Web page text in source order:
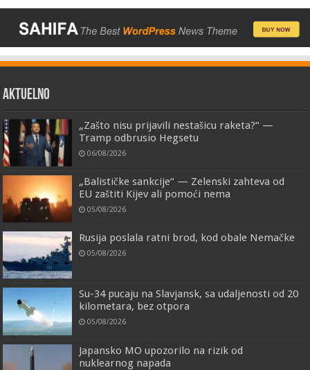
AKTUELNO
„Zašto nisu prijavili nestašicu raketa?“ —
Tramp odbrusio Hegsetu
06/08/2026
„Balističke sankcije“ — Zelenski zahteva od
EU zaštiti Kijev ali pomoći nema
05/08/2026
Rusija poslala ratni brod, kod obale Nemačke
05/08/2026
Su-34 pucaju na Slavjansk, sa udaljenosti od 20
kilometara, bez otpora
05/08/2026
Japansko MO upozorilo na rizik od
nuklearnog napada